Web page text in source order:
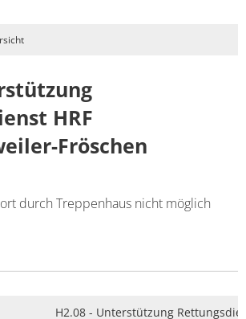
HRF
Fröschen
durch Treppenhaus nicht möglich
H2.08 - Unterstützung